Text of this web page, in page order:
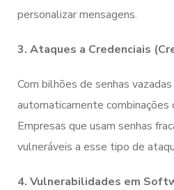
personalizar mensagens.
3. Ataques a Credenciais
Com bilhões de senhas
automaticamente combinações
Empresas que usam senhas
vulneráveis a esse tipo de
4. Vulnerabilidades em